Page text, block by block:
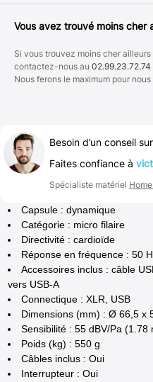
Vous avez trouvé moins cher
Si vous trouvez moins cher
contactez-nous au 02.99.23.72.74
Nous ferons le maximum pour nous
Besoin d’un conseil
Faites confiance à
Spécialiste matériel
Capsule : dynamique
Catégorie : micro filaire
Directivité : cardioïde
Réponse en fréquence : 50
Accessoires inclus : câble
vers USB-A
Connectique : XLR, USB
Dimensions (mm) : Ø 66,5 x
Sensibilité : 55 dBV/Pa (1.78
Poids (kg) : 550 g
Câbles inclus : Oui
Interrupteur : Oui